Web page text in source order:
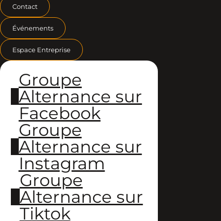
Contact
Événements
Espace Entreprise
Groupe
Alternance sur
Facebook
Groupe
Alternance sur
Instagram
Groupe
Alternance sur
Tiktok